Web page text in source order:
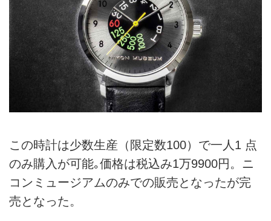
この時計は少数生産（限定数100）で一人1 点
のみ購入が可能｡価格は税込み1万9900円。ニ
コンミュージアムのみでの販売となったが完
売となった。